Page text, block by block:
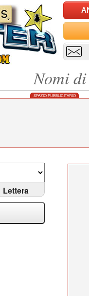
Nomi
SPAZIO PUBBLICITARIO
Lettera